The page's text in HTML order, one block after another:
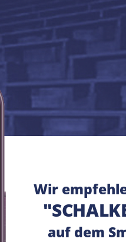
Wir
auf dem